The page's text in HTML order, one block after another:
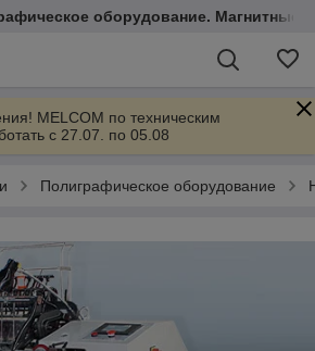
оборудование. Магнитные
MELCOM по техническим
с 27.07. по 05.08
Полиграфическое оборудование